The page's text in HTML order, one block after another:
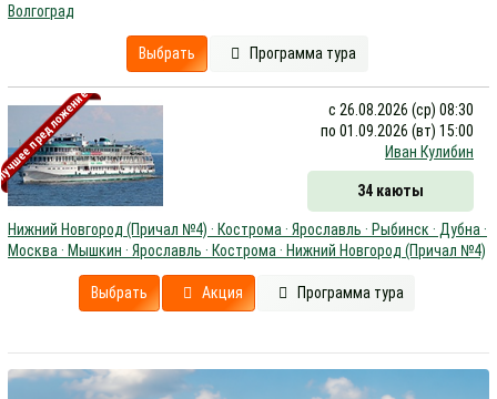
Волгоград
Выбрать Программа тура
предложение
с 26.08.2026 (ср) 08:30
по 01.09.2026 (вт) 15:00
Иван Кулибин
34 каюты
Нижний Новгород (Причал №4) · Кострома · Ярославль · Рыбинск · Дубна ·
Москва · Мышкин · Ярославль · Кострома · Нижний Новгород (Причал №4)
Выбрать Акция Программа тура